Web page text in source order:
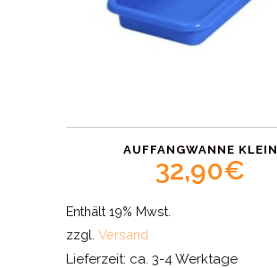
AUFFANGWANNE KLEIN
32,90€
Enthält 19% Mwst.
zzgl. Versand
Lieferzeit: ca. 3-4 Werktage